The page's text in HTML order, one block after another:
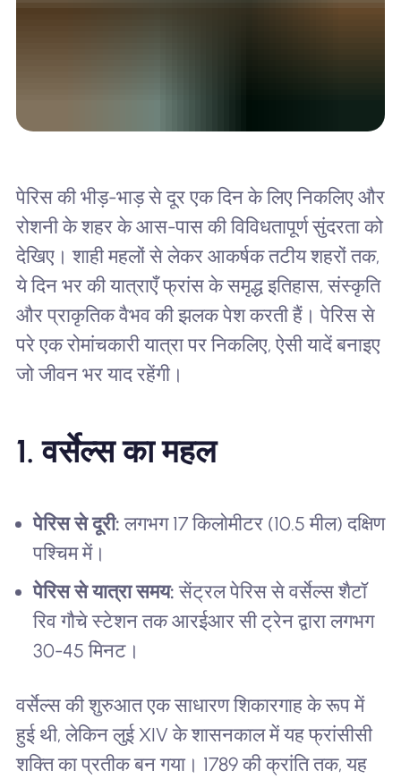
पेरिस की भीड़-भाड़ से दूर एक दिन के लिए निकलिए और
रोशनी के शहर के आस-पास की विविधतापूर्ण सुंदरता को
देखिए। शाही महलों से लेकर आकर्षक तटीय शहरों तक,
ये दिन भर की यात्राएँ फ्रांस के समृद्ध इतिहास, संस्कृति
और प्राकृतिक वैभव की झलक पेश करती हैं। पेरिस से
परे एक रोमांचकारी यात्रा पर निकलिए, ऐसी यादें बनाइए
जो जीवन भर याद रहेंगी।
1. वर्सेल्स का महल
पेरिस से दूरी: लगभग 17 किलोमीटर (10.5 मील) दक्षिण
पश्चिम में।
पेरिस से यात्रा समय: सेंट्रल पेरिस से वर्सेल्स शैटॉ
रिव गौचे स्टेशन तक आरईआर सी ट्रेन द्वारा लगभग
30-45 मिनट।
वर्सेल्स की शुरुआत एक साधारण शिकारगाह के रूप में
हुई थी, लेकिन लुई XIV के शासनकाल में यह फ्रांसीसी
शक्ति का प्रतीक बन गया। 1789 की क्रांति तक, यह